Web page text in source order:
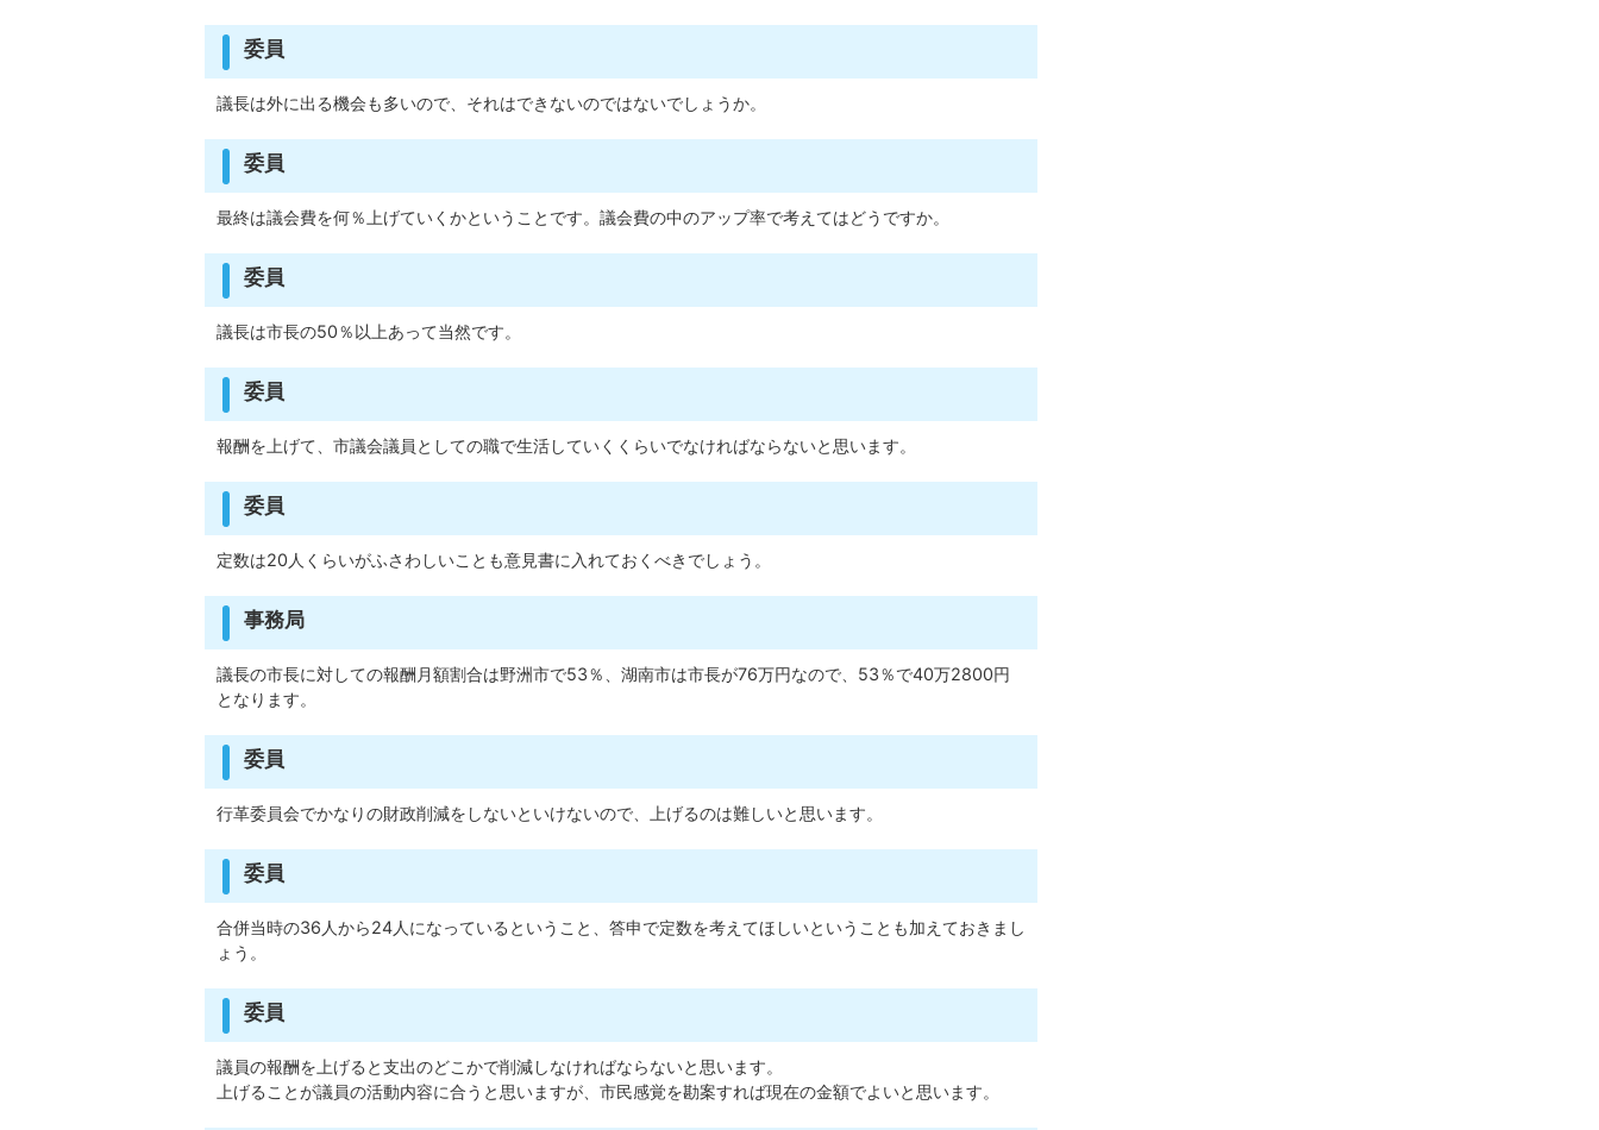
委員
議長は外に出る機会も多いので、それはできないのではないでしょうか。
委員
最終は議会費を何％上げていくかということです。議会費の中のアップ率で考えてはどうですか。
委員
議長は市長の50％以上あって当然です。
委員
報酬を上げて、市議会議員としての職で生活していくくらいでなければならないと思います。
委員
定数は20人くらいがふさわしいことも意見書に入れておくべきでしょう。
事務局
議長の市長に対しての報酬月額割合は野洲市で53％、湖南市は市長が76万円なので、53％で40万2800円
となります。
委員
行革委員会でかなりの財政削減をしないといけないので、上げるのは難しいと思います。
委員
合併当時の36人から24人になっているということ、答申で定数を考えてほしいということも加えておきまし
ょう。
委員
議員の報酬を上げると支出のどこかで削減しなければならないと思います。
上げることが議員の活動内容に合うと思いますが、市民感覚を勘案すれば現在の金額でよいと思います。